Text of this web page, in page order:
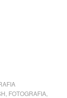
FOTOGRAFIA,